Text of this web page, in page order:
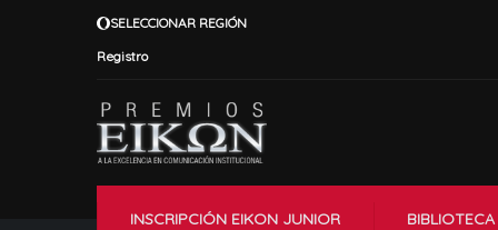
SELECCIONAR REGIÓN
Registro
INSCRIPCIÓN EIKON JUNIOR